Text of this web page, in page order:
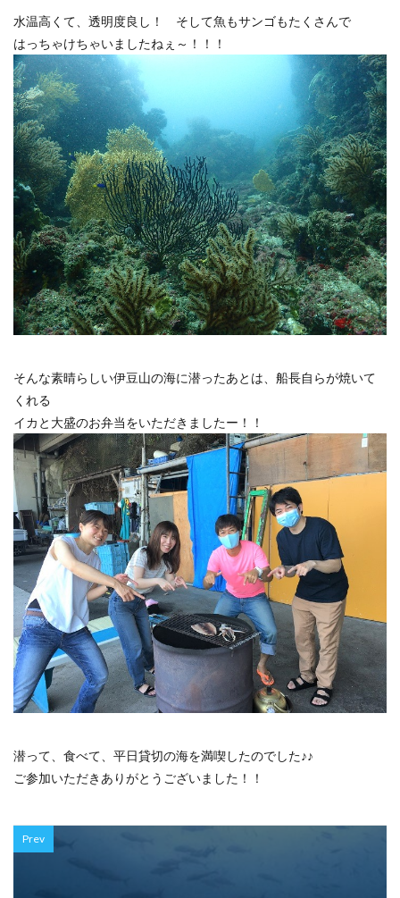
水温高くて、透明度良し！ そして魚もサンゴもたくさんで
はっちゃけちゃいましたねぇ～！！！
そんな素晴らしい伊豆山の海に潜ったあとは、船長自らが焼いて
くれる
イカと大盛のお弁当をいただきましたー！！
潜って、食べて、平日貸切の海を満喫したのでした♪♪
ご参加いただきありがとうございました！！
Prev